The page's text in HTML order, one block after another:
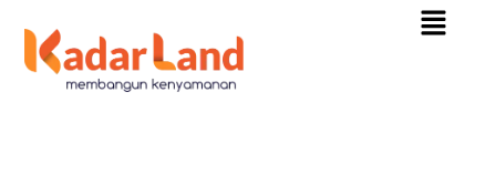
content
Menu